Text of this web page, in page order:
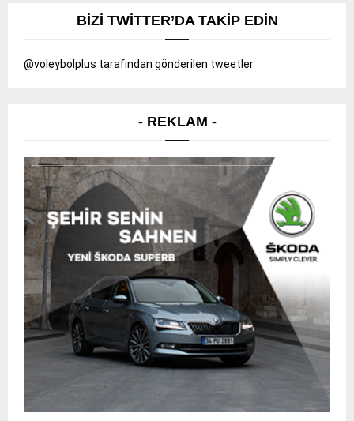
BIZI TWITTER’DA TAKIP EDIN
@voleybolplus tarafından gönderilen tweetler
- REKLAM -